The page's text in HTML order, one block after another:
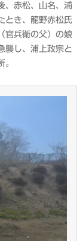
、赤松、山名、浦
とき、龍野赤松氏
官兵衛の父）の娘
襲し、浦上政宗と
。